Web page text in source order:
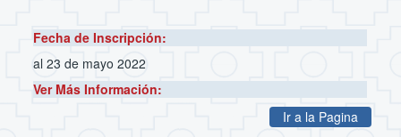
Fecha de Inscripción:
al 23 de mayo 2022
Ver Más Información:
Ir a la Pagina